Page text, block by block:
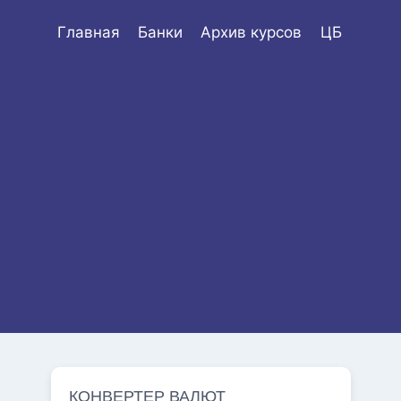
Главная Банки Архив курсов ЦБ
КОНВЕРТЕР ВАЛЮТ